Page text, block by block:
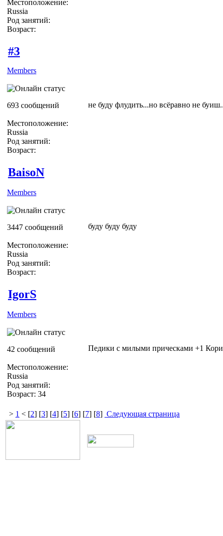
Местоположение:
Russia
Род занятий:
Возраст:
#3
Members
693 сообщений
Местоположение:
Russia
Род занятий:
Возраст:
не буду флудить...но всёравно не
BaisoN
Members
3447 сообщений
Местоположение:
Russia
Род занятий:
Возраст:
буду буду буду
IgorS
Members
42 сообщений
Местоположение:
Russia
Род занятий:
Возраст: 34
Педики с милыми прическами +1
> 1 < [2] [3] [4] [5] [6] [7] [8] Следующая страница